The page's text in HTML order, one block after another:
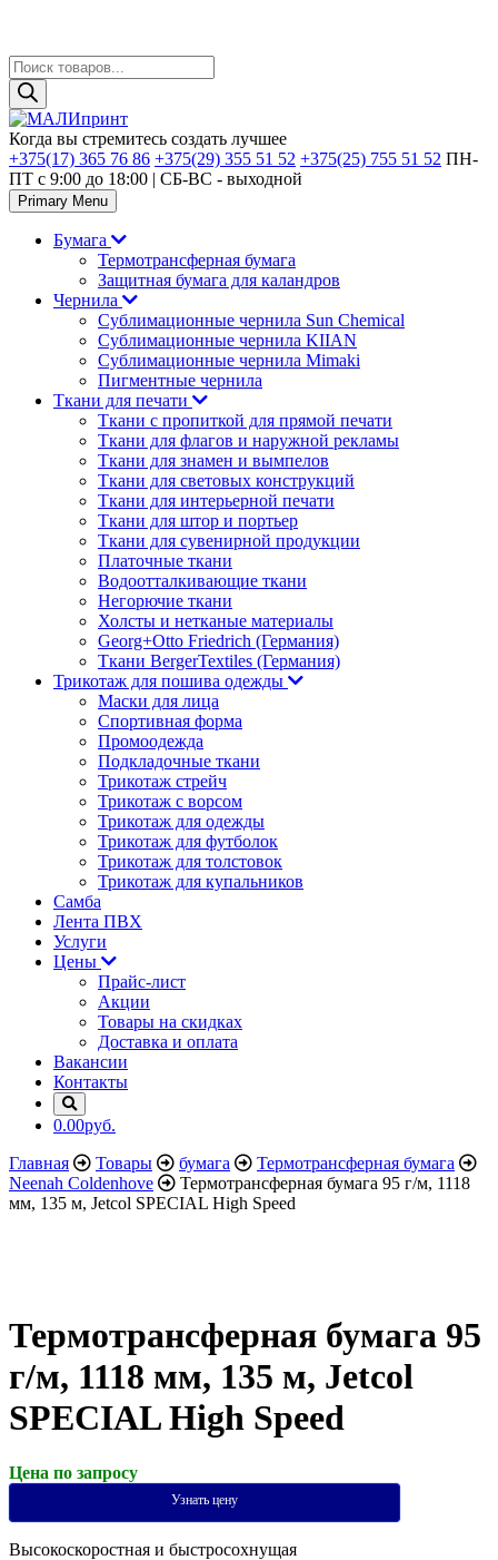
Поиск
товаров
Skip
to
content
Когда вы стремитесь создать лучшее
+375(17) 365 76 86 +375(29) 355 51 52 +375(25) 755 51 52 ПН-
ПТ с 9:00 до 18:00 | CБ-ВС - выходной
Primary Menu
Бумага
Термотрансферная бумага
Защитная бумага для каландров
Чернила
Сублимационные чернила Sun Chemical
Сублимационные чернила KIIAN
Сублимационные чернила Mimaki
Пигментные чернила
Ткани для печати
Ткани с пропиткой для прямой печати
Ткани для флагов и наружной рекламы
Ткани для знамен и вымпелов
Ткани для световых конструкций
Ткани для интерьерной печати
Ткани для штор и портьер
Ткани для сувенирной продукции
Платочные ткани
Водоотталкивающие ткани
Негорючие ткани
Холсты и нетканые материалы
Georg+Otto Friedrich (Германия)
Ткани BergerTextiles (Германия)
Трикотаж для пошива одежды
Маски для лица
Спортивная форма
Промоодежда
Подкладочные ткани
Трикотаж стрейч
Трикотаж с ворсом
Трикотаж для одежды
Трикотаж для футболок
Трикотаж для толстовок
Трикотаж для купальников
Самба
Лента ПВХ
Услуги
Цены
Прайс-лист
Акции
Товары на скидках
Доставка и оплата
Вакансии
Контакты
0.00руб.
Главная
Товары бумага
Термотрансферная бумага
Neenah Coldenhove
Термотрансферная бумага 95 г/м, 1118
мм, 135 м, Jetcol SPECIAL High Speed
Термотрансферная бумага 95
г/м, 1118 мм, 135 м, Jetcol
SPECIAL High Speed
Цена по запросу
Узнать цену
Высокоскоростная и быстросохнущая